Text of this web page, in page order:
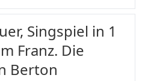
Singspiel in 1
Franz. Die
Berton